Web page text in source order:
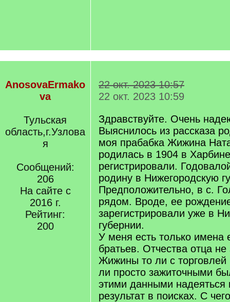
AnosovaErmako
va
Тульская
область,г.Узлова
я
Сообщений:
206
На сайте с
2016 г.
Рейтинг:
200
22 окт. 2023 10:57
22 окт. 2023 10:59
Здравствуйте. Очень
Выяснилось из рассказа
моя прабабка Жижина
родилась в 1904 в
регистрировали.
родину в Нижегородскую
Предположительно, в с.
рядом. Вроде, ее
зарегистрировали уже в
губернии.
У меня есть только имена
братьев. Отчества отца
Жижины то ли с
ли просто зажиточными
этими данными надеяться
результат в поисках. С